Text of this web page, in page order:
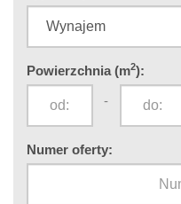
Powierzchnia (m2):
-
Numer oferty: